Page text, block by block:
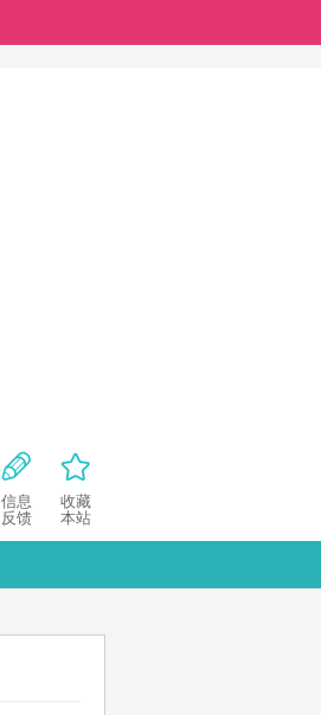
信息
反馈
收藏
本站